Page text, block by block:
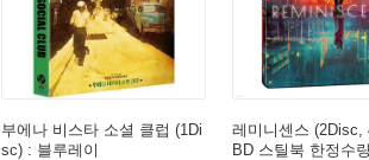
부에나 비스타 소셜 클럽 (1Di
sc) : 블루레이
레미니센스 (2Disc,
BD 스틸북 한정수